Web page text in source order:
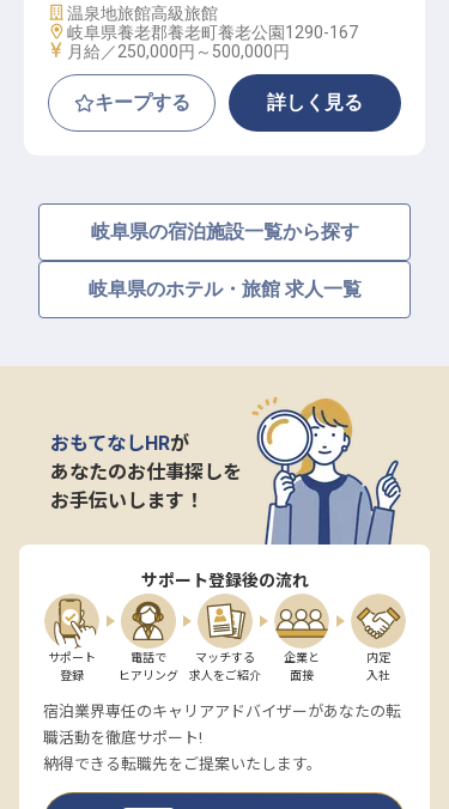
施設業態
温泉地旅館高級旅館
勤務地
岐阜県養老郡養老町養老公園1290-167
給与
月給／250,000円～ 500,000円
キープする 詳しく見る
岐阜県の宿泊施設一覧から探す
岐阜県のホテル・旅館 求人一覧
おもてなしHRが
あなたのお仕事探しを
お手伝いします！
サポート登録後の流れ
サポート
登録
電話で
ヒアリング
マッチする
求人をご紹介
企業と
面接
内定
入社
宿泊業界専任のキャリアアドバイザーがあなたの転
職活動を徹底サポート!
納得できる転職先をご提案いたします。